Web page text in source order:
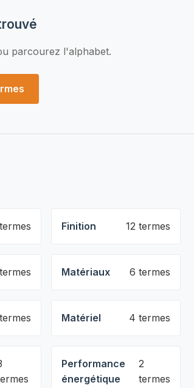
parcourez l'alphabet.
Finition 12 termes
Matériaux 6 termes
Matériel 4 termes
Performance
énergétique
2
termes